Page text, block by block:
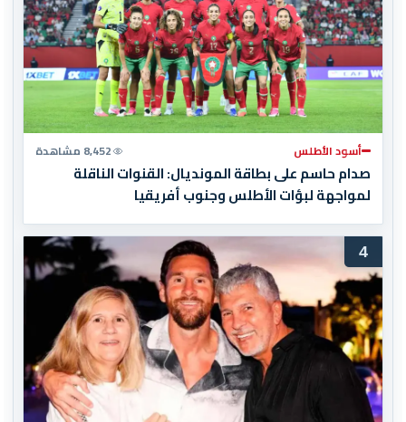
أسود الأطلس 8,452 مشاهدة
صدام حاسم على بطاقة المونديال: القنوات الناقلة
لمواجهة لبؤات الأطلس وجنوب أفريقيا
4